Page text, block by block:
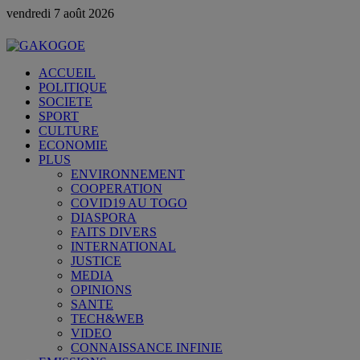
vendredi 7 août 2026
ACCUEIL
POLITIQUE
SOCIETE
SPORT
CULTURE
ECONOMIE
PLUS
ENVIRONNEMENT
COOPERATION
COVID19 AU TOGO
DIASPORA
FAITS DIVERS
INTERNATIONAL
JUSTICE
MEDIA
OPINIONS
SANTE
TECH&WEB
VIDEO
CONNAISSANCE INFINIE